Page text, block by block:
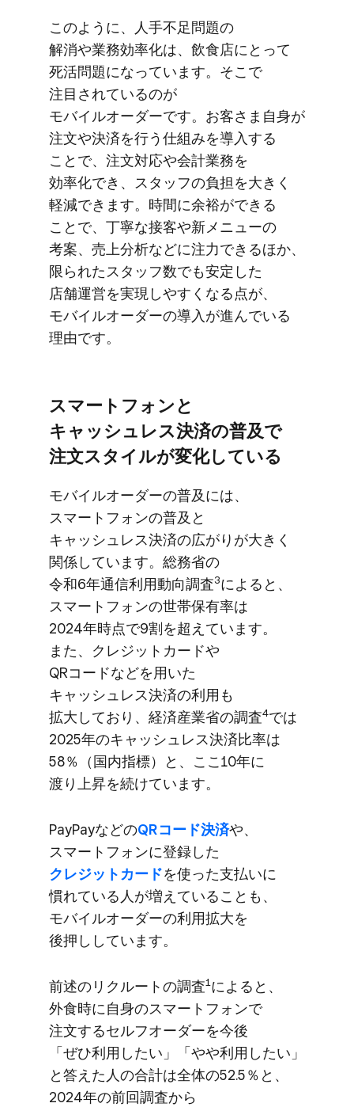
このように、​人手不足問題の​
解消や業務効率化は、​飲食店に​とって​
死活問題に​なっています。​そこで​
注目されているのが​
モバイルオーダーです。​お客さま​自身が​
注文や​決済を​行う​仕組みを​導入する​
ことで、​注文対応や​会計業務を​
効率化でき、​スタッフの​負担を​大きく​
軽減できます。​時間に​余裕が​できる​
ことで、​丁寧な​接客や​新メニューの​
考案、​売上分析などに​注力できる​ほか、​
限られた​スタッフ数でも​安定した​
店舗運営を​実現しやすくなる​点が、​
モバイルオーダーの​導入が​進んでいる​
理由です。
スマートフォンと​
キャッシュレス決済の​普及で​
注文スタイルが​変化している
モバイルオーダーの​普及には、​
スマートフォンの​普及と​
キャッシュレス決済の​広がりが​大きく​
関係しています。​総務省の​
令和6年通信利用動向調査3に​よると、​
スマートフォンの​世帯保有率は​
2024年時点で​9割を​超えています。​
また、​クレジットカードや​
QRコードなどを​用いた​
キャッシュレス決済の​利用も​
拡大しており、​経済産業省の​調査4では​
2025年の​キャッシュレス決済比率は​
58％​（国内指標）と、​ここ10年に​
渡り上昇を​続けています。
PayPayなどの​QRコード決済や、​
スマートフォンに​登録した
クレジットカードを​使った​支払いに​
慣れている​人が​増えている​ことも、​
モバイルオーダーの​利用拡大を​
後押ししています。
前述の​リクルートの​調査1 に​よると、​
外食時に​自身の​スマートフォンで​
注文する​セルフオーダーを​今後​
「ぜひ利用したい」​「やや​利用したい」
と​答えた​人の​合計は​全体の​52.5％と、​
2024年の​前回調査から​